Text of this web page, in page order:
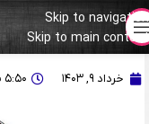
Skip to navigation
Skip to main content
مشهد میزبان دهمین
خرداد ۹, ۱۴۰۳ ۵:۵۰ ب٫ظ